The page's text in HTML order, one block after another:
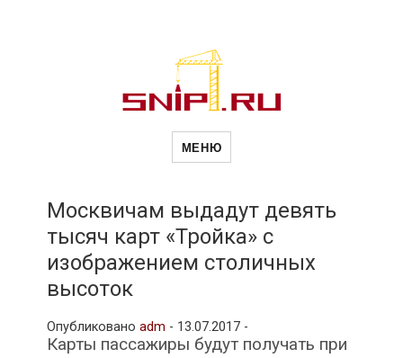
Новости
и
рубрики
МЕНЮ
Москвичам выдадут девять
тысяч карт «Тройка» с
изображением столичных
высоток
Опубликовано adm - 13.07.2017 -
Карты пассажиры будут получать при